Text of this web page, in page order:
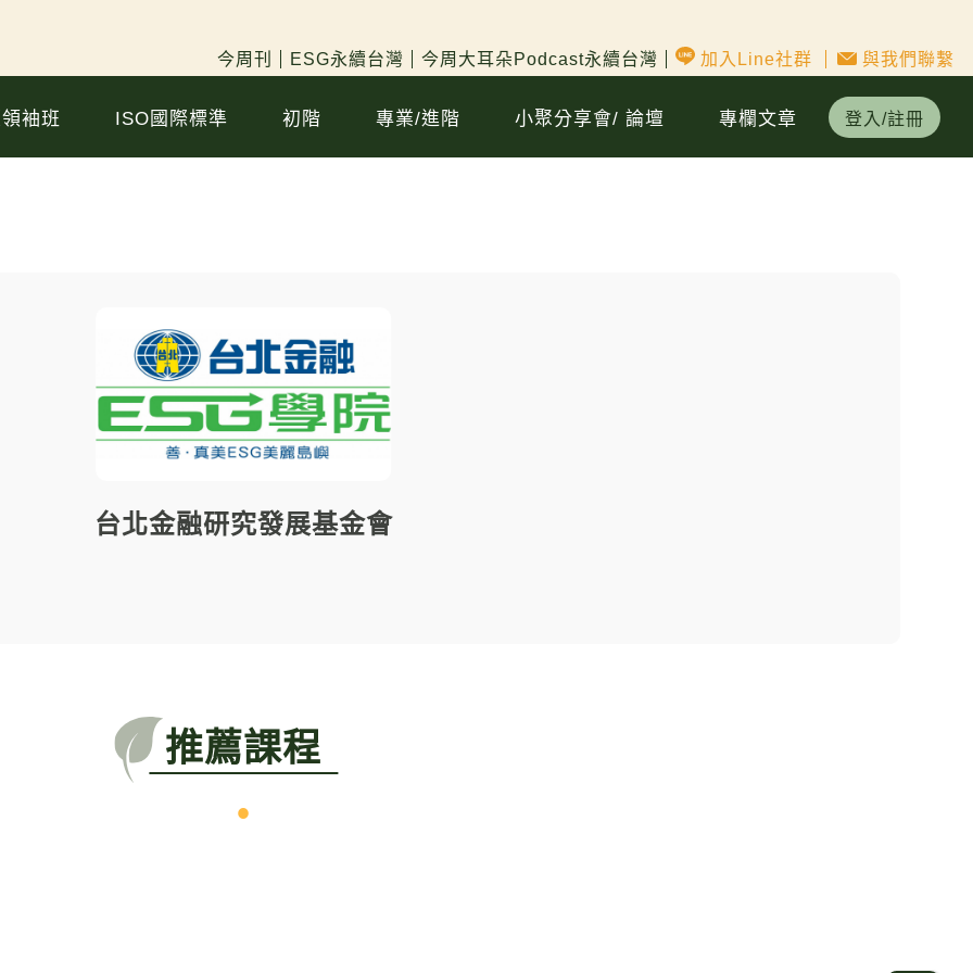
今周刊 ESG永續台灣 今周大耳朵Podcast永續台灣 加入Line社群 與我們聯繫
袖班 ISO國際標準 初階 專業/進階 小聚分享會/ 論壇 專欄文章 登入/註冊
台北金融研究發展基金會
推薦課程